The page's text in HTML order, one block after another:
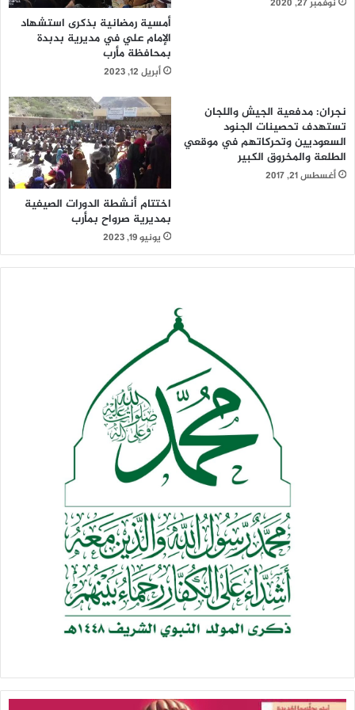
أمسية رمضانية بذكرى استشهاد
الإمام علي في مديرية بدبدة
بمحافظة مأرب
أبريل 12, 2023
نجران: مدفعية الجيش واللجان
تستهدف تحصينات الجنود
السعوديين وتحركاتهم في موقعي
الطلعة والمخروق الكبير
أغسطس 21, 2017
اختتام أنشطة الدورات الصيفية
بمديرية صرواح بمأرب
يونيو 19, 2023